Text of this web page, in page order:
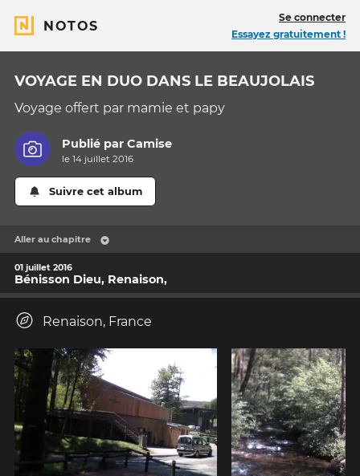
NOTOS
Se connecter
Essayez gratuitement !
VOYAGE EN DUO DANS LE BEAUJOLAIS
Voyage offert par mamie et papy
Publié parCamise
le 14 juillet 2016
Suivre cet album
Aller au chapitre
01 juillet 2016
Bénisson Dieu, Renaison,
Renaison, France